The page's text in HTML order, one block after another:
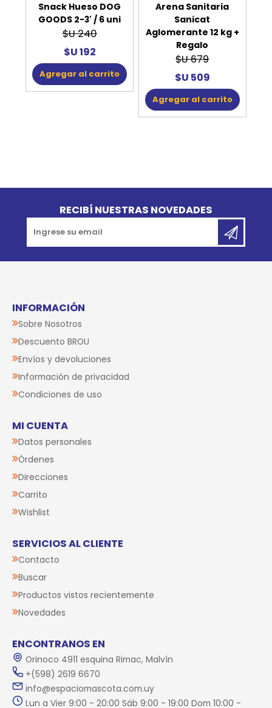
Snack Hueso DOG
GOODS 2-3' / 6 uni
$U 240
$U 192
Agregar al carrito
Arena Sanitaria
Sanicat
Aglomerante 12 kg +
Regalo
$U 679
$U 509
Agregar al carrito
RECIBÍ NUESTRAS NOVEDADES
INFORMACIÓN
Sobre Nosotros
Descuento BROU
Envíos y devoluciones
Información de privacidad
Condiciones de uso
MI CUENTA
Datos personales
Órdenes
Direcciones
Carrito
Wishlist
SERVICIOS AL CLIENTE
Contacto
Buscar
Productos vistos recientemente
Novedades
ENCONTRANOS EN
Orinoco 4911 esquina Rimac, Malvín
+(598) 2619 6670
info@espaciomascota.com.uy
Lun a Vier 9:00 - 20:00 Sáb 9:00 - 19:00 Dom 10:00 -